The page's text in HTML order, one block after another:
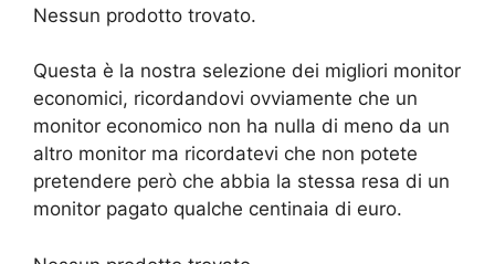
Nessun prodotto trovato.
Questa è la nostra selezione dei migliori monitor
economici, ricordandovi ovviamente che un
monitor economico non ha nulla di meno da un
altro monitor ma ricordatevi che non potete
pretendere però che abbia la stessa resa di un
monitor pagato qualche centinaia di euro.